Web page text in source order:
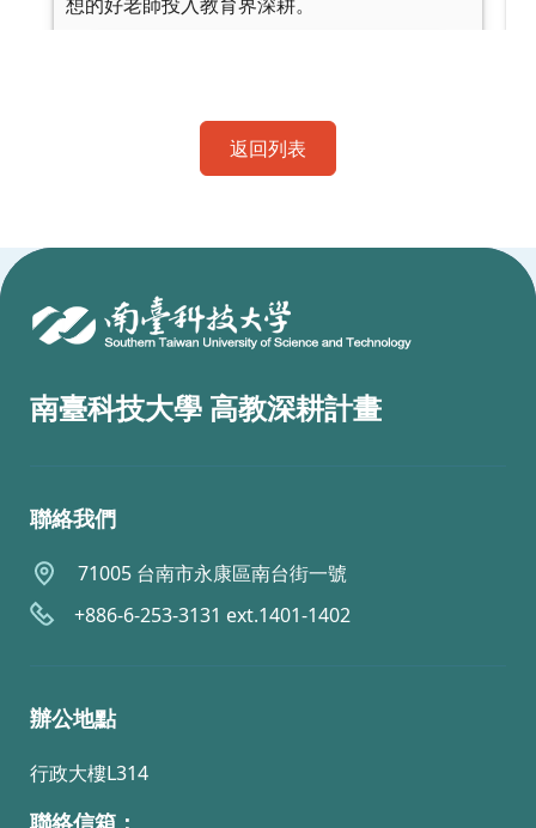
返回列表
南臺科技大學 高教深耕計畫
聯絡我們
71005 台南市永康區南台街一號
+886-6-253-3131 ext.1401-1402
辦公地點
行政大樓L314
聯絡信箱：